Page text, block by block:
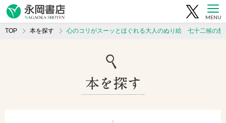
MENU
TOP 本を探す 心のコリがスーッとほぐれる大人のぬり絵 七十二候の想